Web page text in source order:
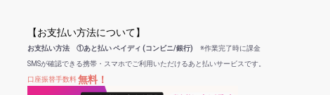
【お支払い方法について】
お支払い方法 ①あと払い ペイディ (コンビニ/銀行) ※作業完了時に課金
SMSが確認できる携帯・スマホでご利用いただけるあと払いサービスです。
口座振替手数料無料！